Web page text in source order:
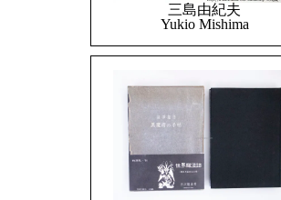
三島由紀夫
Yukio Mishima